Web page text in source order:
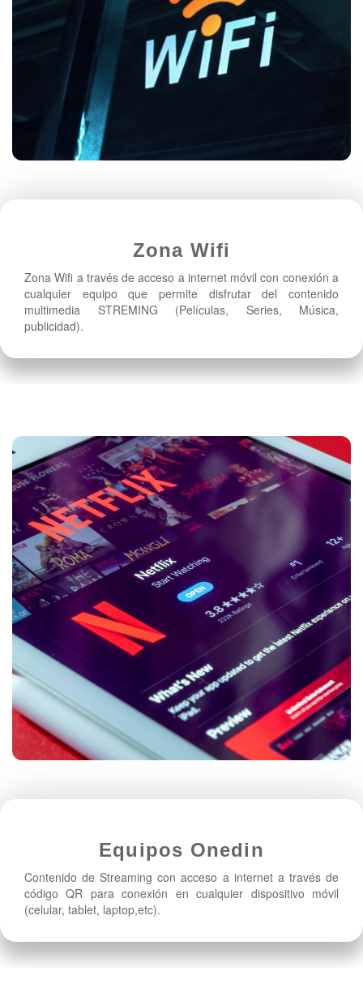
Zona Wifi
Zona Wifi a través de acceso a internet móvil con conexión a
cualquier equipo que permite disfrutar del contenido
multimedia STREMING (Películas, Series, Música,
publicidad).
Equipos Onedin
Contenido de Streaming con acceso a internet a través de
código QR para conexión en cualquier dispositivo móvil
(celular, tablet, laptop,etc).